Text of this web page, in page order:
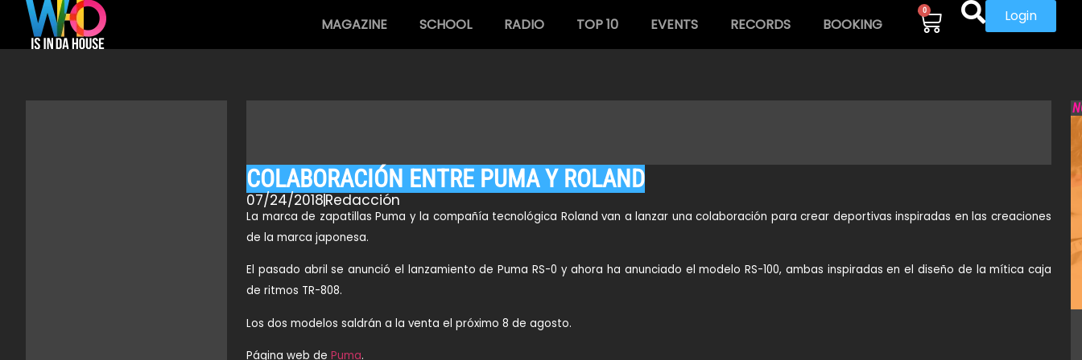
MAGAZINE SCHOOL RADIO TOP 10 EVENTS RECORDS BOOKING
0 Login
COLABORACIÓN ENTRE PUMA Y ROLAND
07/24/2018Redacción
La marca de zapatillasPuma y la compañía tecnológica Roland van a lanzar una colaboración para crear deportivas inspiradas en las creaciones
de la marca japonesa.
El pasado abril se anunció el lanzamiento dePuma RS-0 y ahora ha anunciado el modeloRS-100, ambas inspiradas en el diseño de la mítica caja
de ritmos TR-808.
Los dos modelos saldrán a la venta el próximo 8 de agosto.
Página web de Puma.